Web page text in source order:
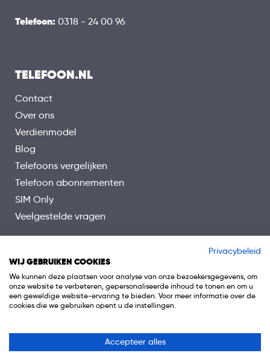
Telefoon: 0318 - 24 00 96
TELEFOON.NL
Contact
Over ons
Verdienmodel
Blog
Telefoons vergelijken
Telefoon abonnementen
SIM Only
Veelgestelde vragen
Privacybeleid
WIJ GEBRUIKEN COOKIES
We kunnen deze plaatsen voor analyse van onze bezoekersgegevens, om
onze website te verbeteren, gepersonaliseerde inhoud te tonen en om u
een geweldige website-ervaring te bieden. Voor meer informatie over de
cookies die we gebruiken opent u de instellingen.
Accepteer alles